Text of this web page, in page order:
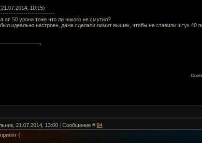
10:15)
ап 50 урона тоже что ли никого не смутил?
идеально настроен, даже сделали лимит вышек, чтобы не ставили штук 40
21.07.2014, 13:00 | Сообщение # 94
(